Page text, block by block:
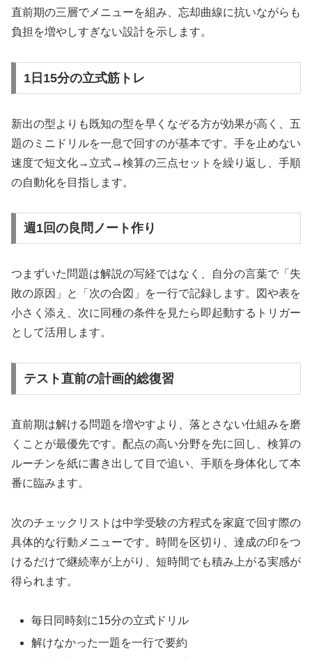
直前期の三層でメニューを組み、忘却曲線に抗いながらも
負担を増やしすぎない設計を示します。
1日15分の立式筋トレ
新出の型よりも既知の型を早くなぞる方が効果が高く、五
題のミニドリルを一息で回すのが基本です。手を止めない
速度で短文化→立式→検算の三点セットを繰り返し、手順
の自動化を目指します。
週1回の良問ノート作り
つまずいた問題は解説の写経ではなく、自分の言葉で「失
敗の原因」と「次の合図」を一行で記録します。図や表を
小さく添え、次に同種の条件を見たら即起動するトリガー
として活用します。
テスト直前の計画的総復習
直前期は解ける問題を増やすより、落とさない仕組みを磨
くことが最優先です。配点の高い分野を先に回し、検算の
ルーチンを紙に書き出して目で追い、手順を身体化して本
番に臨みます。
次のチェックリストは中学受験の方程式を家庭で回す際の
具体的な行動メニューです。時間を区切り、達成の印をつ
けるだけで継続率が上がり、短時間でも積み上がる実感が
得られます。
毎日同時刻に15分の立式ドリル
解けなかった一題を一行で要約